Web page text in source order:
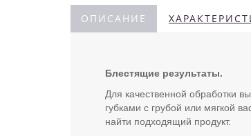
ОПИСАНИЕ
Блестящие результаты.
Для качественной обработки
губками с грубой или мягкой
найти подходящий продукт.